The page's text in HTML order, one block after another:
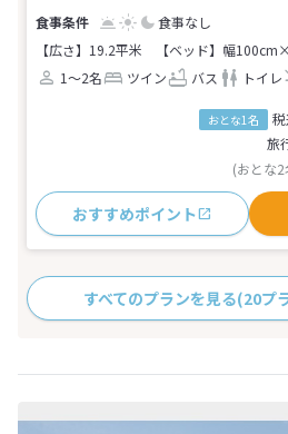
食事なし
【広さ】19.2平米
【ベッド】幅
1～2名
ツイン バス トイレ
おとな1名
旅
(おとな
おすすめポイント
すべてのプランを見る(20プ